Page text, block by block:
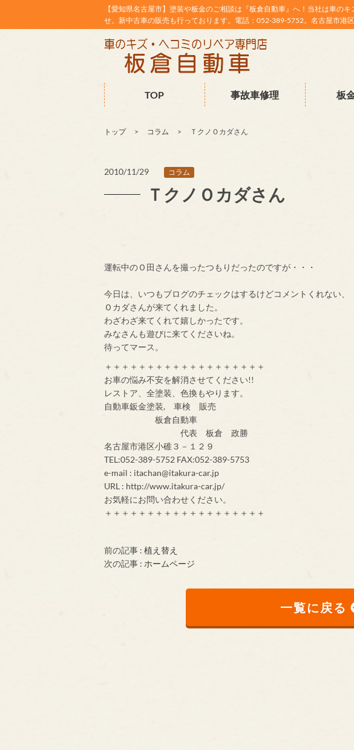
【愛知県名古屋市】塗装や板金のご相談は『板倉自動車』へ！当社は車の
せ。新中古車の販売も行っております。電話：052-389-5752。名古屋市港
TOP 事故車修理 板
トップ コラム ＴクノＯカダさん
2010/11/29 コラム
ＴクノＯカダさん
運転中のＯ田さんを撮ったつもりだったのですが・・・
今日は、いつもブログのチェックはするけどコメントくれない、
Ｏカダさんが来てくれました。
わざわざ来てくれて嬉しかったです。
みなさんも遊びに来てくださいね。
待ってマース。
＋＋＋＋＋＋＋＋＋＋＋＋＋＋＋＋＋＋＋
お車の悩み不安を解消させてください!!
レストア、全塗装、色換もやります。
自動車鈑金塗装, 車検 販売
板倉自動車
代表 板倉 政勝
名古屋市港区小碓３－１２９
TEL:052-389-5752 FAX:052-389-5753
e-mail : itachan@itakura-car.jp
URL : http://www.itakura-car.jp/
お気軽にお問い合わせください。
＋＋＋＋＋＋＋＋＋＋＋＋＋＋＋＋＋＋＋
前の記事 : 植え替え
次の記事 : ホームページ
一覧に戻る